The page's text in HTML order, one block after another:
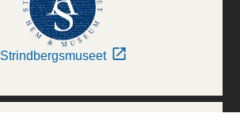
Strindbergsmuseet